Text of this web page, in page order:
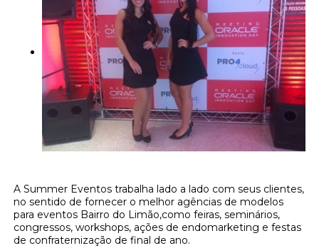
A Summer Eventos trabalha lado a lado com seus clientes,
no sentido de fornecer o melhor agências de modelos
para eventos Bairro do Limão,como feiras, seminários,
congressos, workshops, ações de endomarketing e festas
de confraternização de final de ano.